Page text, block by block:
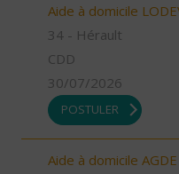
Aide à domicile
34 - Hérault
CDD
30/07/2026
POSTULER
Aide à domicile